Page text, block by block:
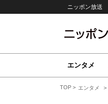
ニッポン放送
エンタメ
TOP エンタメ